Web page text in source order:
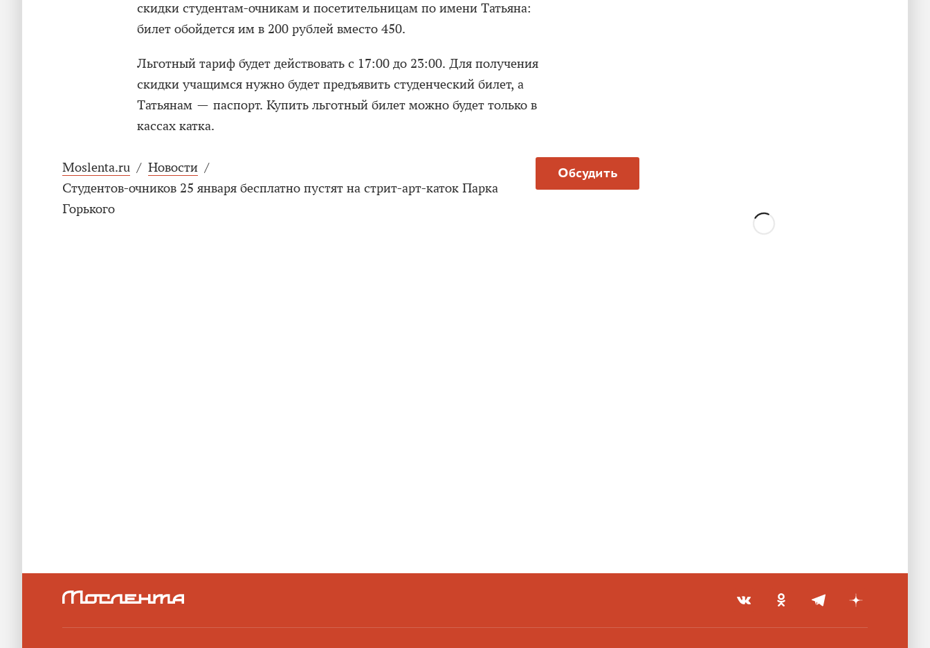
скидки студентам-очникам и посетительницам по имени Татьяна:
билет обойдется им в 200 рублей вместо 450.
Льготный тариф будет действовать с 17:00 до 23:00. Для получения
скидки учащимся нужно будет предъявить студенческий билет, а
Татьянам — паспорт. Купить льготный билет можно будет только в
кассах катка.
Обсудить
Moslenta.ru / Новости /
Студентов-очников 25 января бесплатно пустят на стрит-арт-каток Парка
Горького